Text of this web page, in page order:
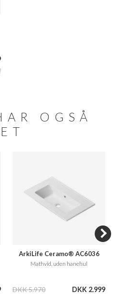
OGSÅ
ArkiLife Ceramo® AC6036
Mathvid, uden hanehul
DKK 5.970 DKK 2.999